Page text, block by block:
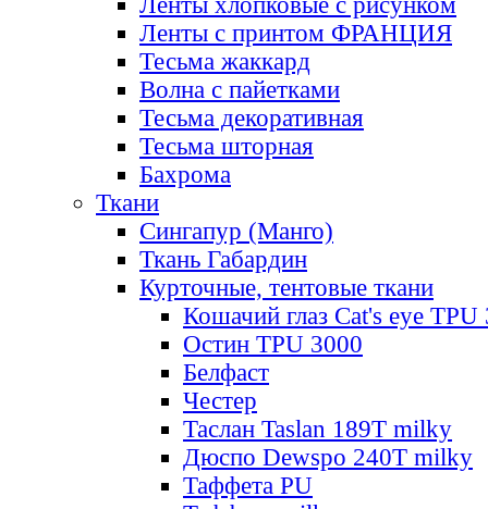
Ленты с принтом ФРАНЦИЯ
Тесьма жаккард
Волна с пайетками
Тесьма декоративная
Тесьма шторная
Бахрома
Ткани
Сингапур (Манго)
Ткань Габардин
Курточные, тентовые ткани
Кошачий глаз Cat's eye TPU
Остин TPU 3000
Белфаст
Честер
Таслан Taslan 189T milky
Дюспо Dewspo 240T milky
Таффета PU